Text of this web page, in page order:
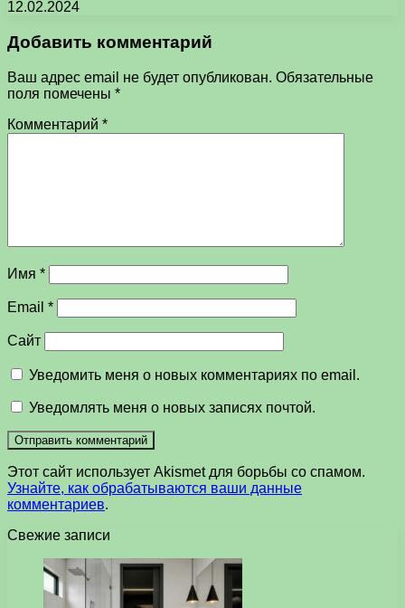
12.02.2024
Добавить комментарий
Ваш адрес email не будет опубликован. Обязательные
поля помечены *
Комментарий *
Имя *
Email *
Сайт
Уведомить меня о новых комментариях по email.
Уведомлять меня о новых записях почтой.
Этот сайт использует Akismet для борьбы со спамом.
Узнайте, как обрабатываются ваши данные
комментариев.
Свежие записи